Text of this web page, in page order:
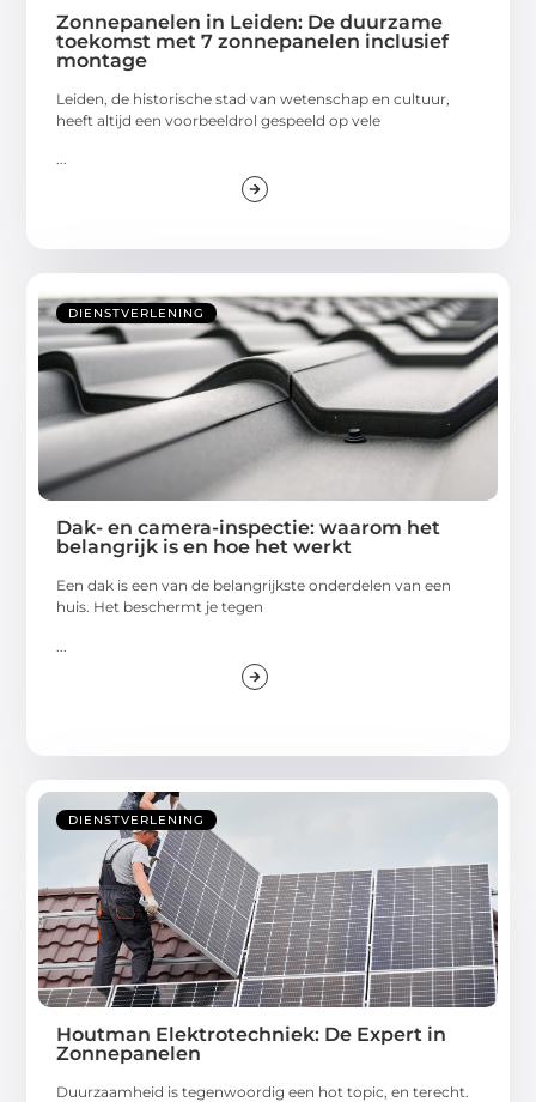
Zonnepanelen in Leiden: De duurzame
toekomst met 7 zonnepanelen inclusief
montage
Leiden, de historische stad van wetenschap en cultuur,
heeft altijd een voorbeeldrol gespeeld op vele
...
DIENSTVERLENING
Dak- en camera-inspectie: waarom het
belangrijk is en hoe het werkt
Een dak is een van de belangrijkste onderdelen van een
huis. Het beschermt je tegen
DIENSTVERLENING
Houtman Elektrotechniek: De Expert in
Zonnepanelen
Duurzaamheid is tegenwoordig een hot topic, en terecht.